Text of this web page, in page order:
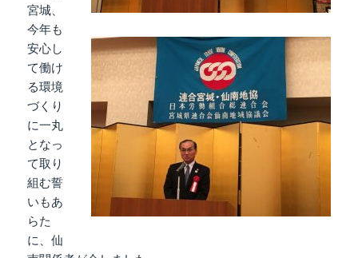
宮城、
今年も
安心し
て働け
る環境
づくり
に一丸
となっ
て取り
組む誓
いもあ
らた
に、仙